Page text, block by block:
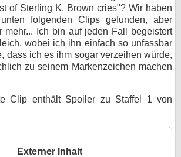
of Sterling K. Brown cries"? Wir haben
folgenden Clips gefunden, aber
mehr... Ich bin auf jeden Fall begeistert
wobei ich ihn einfach so unfassbar
dass ich es ihm sogar verzeihen würde,
zu seinem Markenzeichen machen
Clip enthält Spoiler zu Staffel 1 von
Externer Inhalt